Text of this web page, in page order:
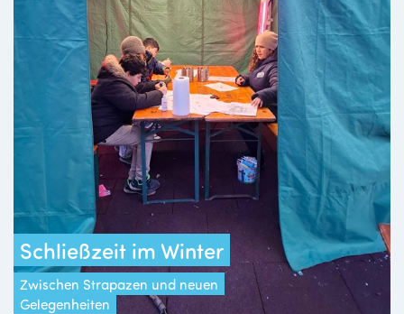
Schließzeit im Winter
Zwischen Strapazen und neuen
Gelegenheiten